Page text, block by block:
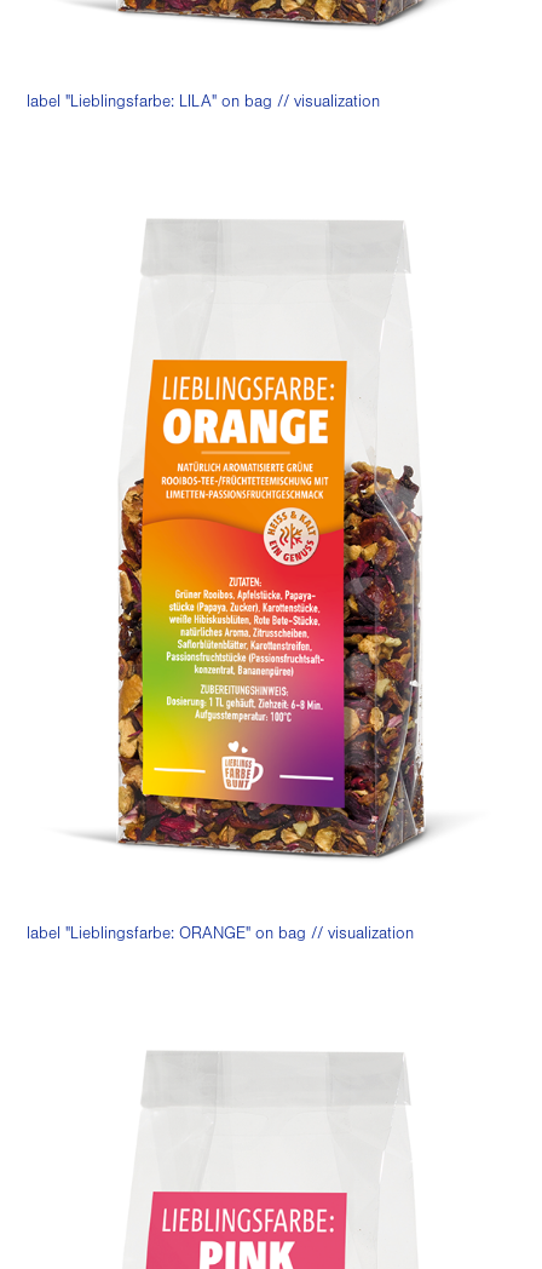
label "Lieblingsfarbe: LILA" on bag // visualization
label "Lieblingsfarbe: ORANGE" on bag // visualization